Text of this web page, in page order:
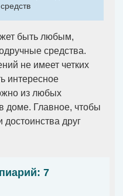
быть любым,
средства.
не имеет четких
интересное
из любых
доме. Главное, чтобы
друг
7